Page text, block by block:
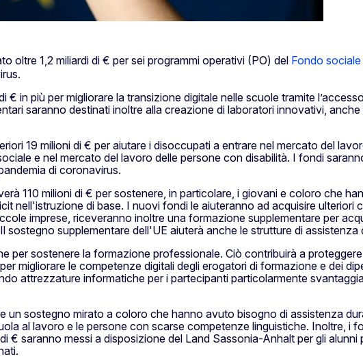
oltre 1,2 miliardi di € per sei programmi operativi (PO) del Fondo
in più per migliorare la transizione digitale nelle scuole tramite
saranno destinati inoltre alla creazione di laboratori innovativi,
19 milioni di € per aiutare i disoccupati a entrare nel mercato del
e nel mercato del lavoro delle persone con disabilità. I fondi
di coronavirus.
110 milioni di € per sostenere, in particolare, i giovani e coloro che
nell'istruzione di base. I nuovi fondi le aiuteranno ad acquisire ulteriori
imprese, riceveranno inoltre una formazione supplementare per
supplementare dell'UE aiuterà anche le strutture di assistenza
per sostenere la formazione professionale. Ciò contribuirà a
migliorare le competenze digitali degli erogatori di formazione e dei
attrezzature informatiche per i partecipanti particolarmente
un sostegno mirato a coloro che hanno avuto bisogno di assistenza
al lavoro e le persone con scarse competenze linguistiche. Inoltre, i
€ saranno messi a disposizione del Land Sassonia-Anhalt per gli